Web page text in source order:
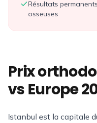
Résultats
osseuses
Prix
vs Europe
Istanbul est la capitale